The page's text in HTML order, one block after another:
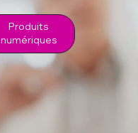
Produits
numériques